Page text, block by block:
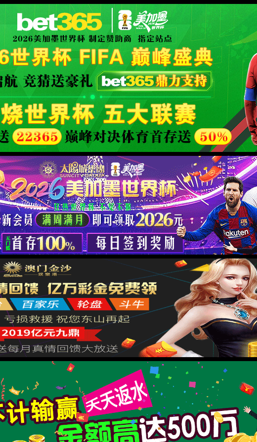
杯赛事网站(中国区)-Official website
返回首页
XML 地图